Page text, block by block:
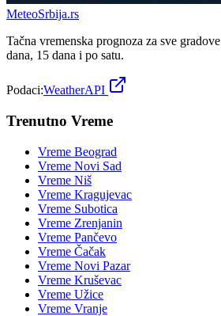
MeteoSrbija.rs
Tačna vremenska prognoza za sve
dana, 15 dana i po satu.
Podaci:WeatherAPI
Trenutno Vreme
Vreme Beograd
Vreme Novi Sad
Vreme Niš
Vreme Kragujevac
Vreme Subotica
Vreme Zrenjanin
Vreme Pančevo
Vreme Čačak
Vreme Novi Pazar
Vreme Kruševac
Vreme Užice
Vreme Vranje